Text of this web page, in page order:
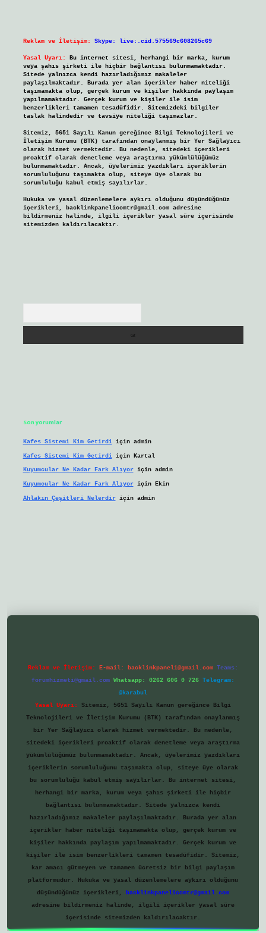
Reklam ve İletişim: Skype: live:.cid.575569c608265c69
Yasal Uyarı:
Bu internet sitesi, herhangi bir marka, kurum
veya şahıs şirketi ile hiçbir bağlantısı bulunmamaktadır.
Sitede yalnızca kendi hazırladığımız makaleler
paylaşılmaktadır. Burada yer alan içerikler haber niteliği
taşımamakta olup, gerçek kurum ve kişiler hakkında paylaşım
yapılmamaktadır. Gerçek kurum ve kişiler ile isim
benzerlikleri tamamen tesadüfidir. Sitemizdeki bilgiler
taslak halindedir ve tavsiye niteliği taşımazlar.
Sitemiz, 5651 Sayılı Kanun gereğince Bilgi Teknolojileri ve
İletişim Kurumu (BTK) tarafından onaylanmış bir Yer Sağlayıcı
olarak hizmet vermektedir. Bu nedenle, sitedeki içerikleri
proaktif olarak denetleme veya araştırma yükümlülüğümüz
bulunmamaktadır. Ancak, üyelerimiz yazdıkları içeriklerin
sorumluluğunu taşımakta olup, siteye üye olarak bu
sorumluluğu kabul etmiş sayılırlar.
Hukuka ve yasal düzenlemelere aykırı olduğunu düşündüğünüz
içerikleri, backlinkpanelicomtr@gmail.comadresine
bildirmeniz halinde, ilgili içerikler yasal süre içerisinde
sitemizden kaldırılacaktır.
Son yorumlar
Kafes Sistemi Kim Getirdiiçin admin
Kafes Sistemi Kim Getirdiiçin Kartal
Kuyumcular Ne Kadar Fark Alıyoriçin admin
Kuyumcular Ne Kadar Fark Alıyoriçin Ekin
Ahlakın Çeşitleri Nelerdiriçin admin
Reklam ve İletişim: E-mail: backlinkpaneli@gmail.com Teams:
forumhizmeti@gmail.com Whatsapp: 0262 606 0 726 Telegram:
@karabul
Yasal Uyarı:
Sitemiz, 5651 Sayılı Kanun gereğince Bilgi
Teknolojileri ve İletişim Kurumu (BTK) tarafından onaylanmış
bir Yer Sağlayıcı olarak hizmet vermektedir. Bu nedenle,
sitedeki içerikleri proaktif olarak denetleme veya araştırma
yükümlülüğümüz bulunmamaktadır. Ancak, üyelerimiz yazdıkları
içeriklerin sorumluluğunu taşımakta olup, siteye üye olarak
bu sorumluluğu kabul etmiş sayılırlar. Bu internet sitesi,
herhangi bir marka, kurum veya şahıs şirketi ile hiçbir
bağlantısı bulunmamaktadır. Sitede yalnızca kendi
hazırladığımız makaleler paylaşılmaktadır. Burada yer alan
içerikler haber niteliği taşımamakta olup, gerçek kurum ve
kişiler hakkında paylaşım yapılmamaktadır. Gerçek kurum ve
kişiler ile isim benzerlikleri tamamen tesadüfidir. Sitemiz,
kar amacı gütmeyen ve tamamen ücretsiz bir bilgi paylaşım
platformudur. Hukuka ve yasal düzenlemelere aykırı olduğunu
düşündüğünüz içerikleri,
backlinkpanelicomtr@gmail.com
adresine bildirmeniz halinde, ilgili içerikler yasal süre
içerisinde sitemizden kaldırılacaktır.